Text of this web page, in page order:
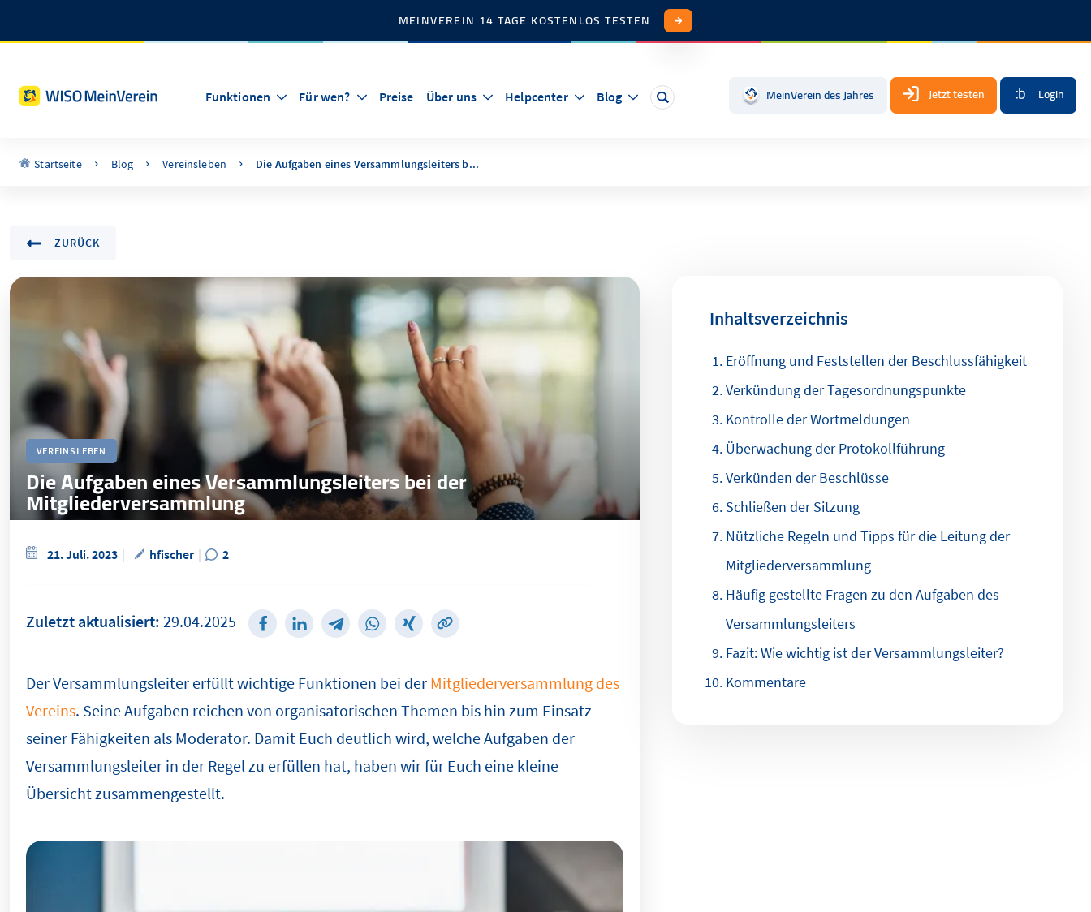
MEINVEREIN 14 TAGE KOSTENLOS TESTEN
Funktionen Für wen? Preise Über uns Helpcenter Blog MeinVerein des Jahres Jetzt testen Login
Startseite Blog Vereinsleben Die Aufgaben eines Versammlungsleiters b...
ZURÜCK
VEREINSLEBEN
Die Aufgaben eines Versammlungsleiters bei der
Mitgliederversammlung
21. Juli. 2023 hfischer 2
Zuletzt aktualisiert: 29.04.2025
Der Versammlungsleiter erfüllt wichtige Funktionen bei der Mitgliederversammlung des
Vereins. Seine Aufgaben reichen von organisatorischen Themen bis hin zum Einsatz
seiner Fähigkeiten als Moderator. Damit Euch deutlich wird, welche Aufgaben der
Versammlungsleiter in der Regel zu erfüllen hat, haben wir für Euch eine kleine
Übersicht zusammengestellt.
Inhaltsverzeichnis
Eröffnung und Feststellen der Beschlussfähigkeit
Verkündung der Tagesordnungspunkte
Kontrolle der Wortmeldungen
Überwachung der Protokollführung
Verkünden der Beschlüsse
Schließen der Sitzung
Nützliche Regeln und Tipps für die Leitung der
Mitgliederversammlung
Häufig gestellte Fragen zu den Aufgaben des
Versammlungsleiters
Fazit: Wie wichtig ist der Versammlungsleiter?
Kommentare